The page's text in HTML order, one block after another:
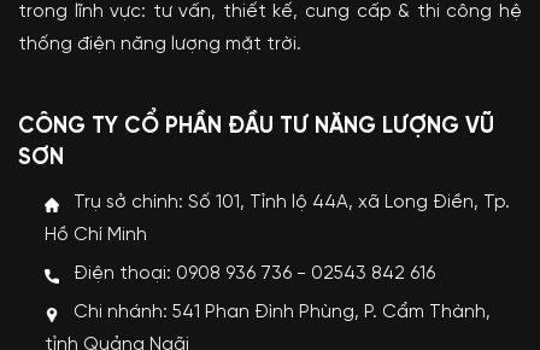
trong lĩnh vực: tư vấn, thiết kế, cung cấp & thi công hệ
thống điện năng lượng mặt trời.
CÔNG TY CỔ PHẦN ĐẦU TƯ NĂNG LƯỢNG VŨ
SƠN
Trụ sở chính: Số 101, Tỉnh lộ 44A, xã Long Điền, Tp.
Hồ Chí Minh
Điện thoại: 0908 936 736 - 02543 842 616
Chi nhánh: 541 Phan Đình Phùng, P. Cẩm Thành,
tỉnh Quảng Ngãi